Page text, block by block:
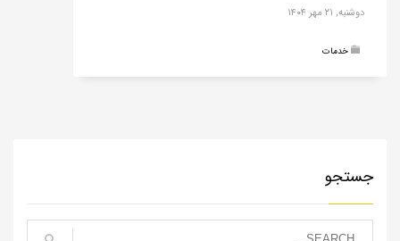
دوشنبه, ۲۱ مهر ۱۴۰۴
خدمات
جستجو